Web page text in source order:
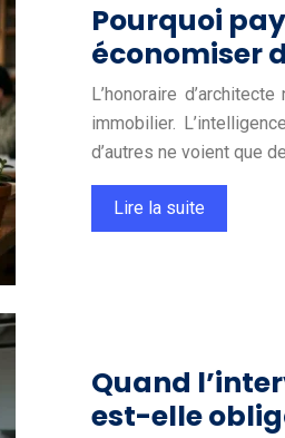
Pourquoi
économiser
L’honoraire
immobilier.
d’autres ne voient que
Lire la suite
Quand
est-elle